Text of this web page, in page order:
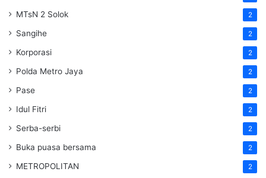
MTsN 2 Solok 2
Sangihe 2
Korporasi 2
Polda Metro Jaya 2
Pase 2
Idul Fitri 2
Serba-serbi 2
Buka puasa bersama 2
METROPOLITAN 2